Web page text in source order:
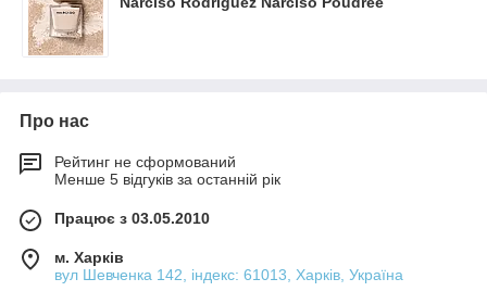
Про нас
Рейтинг не сформований
Менше 5 відгуків за останній рік
Працює з 03.05.2010
м. Харків
вул Шевченка 142, iндекс: 61013, Харків, Україна